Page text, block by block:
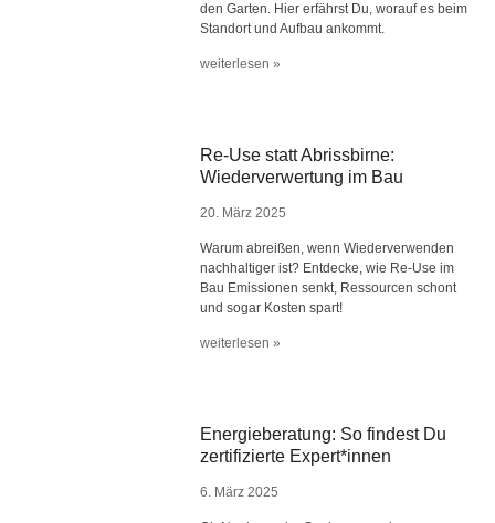
den Garten. Hier erfährst Du, worauf es beim
Standort und Aufbau ankommt.
weiterlesen »
Re-Use statt Abrissbirne:
Wiederverwertung im Bau
20. März 2025
Warum abreißen, wenn Wiederverwenden
nachhaltiger ist? Entdecke, wie Re-Use im
Bau Emissionen senkt, Ressourcen schont
und sogar Kosten spart!
weiterlesen »
Energieberatung: So findest Du
zertifizierte Expert*innen
6. März 2025